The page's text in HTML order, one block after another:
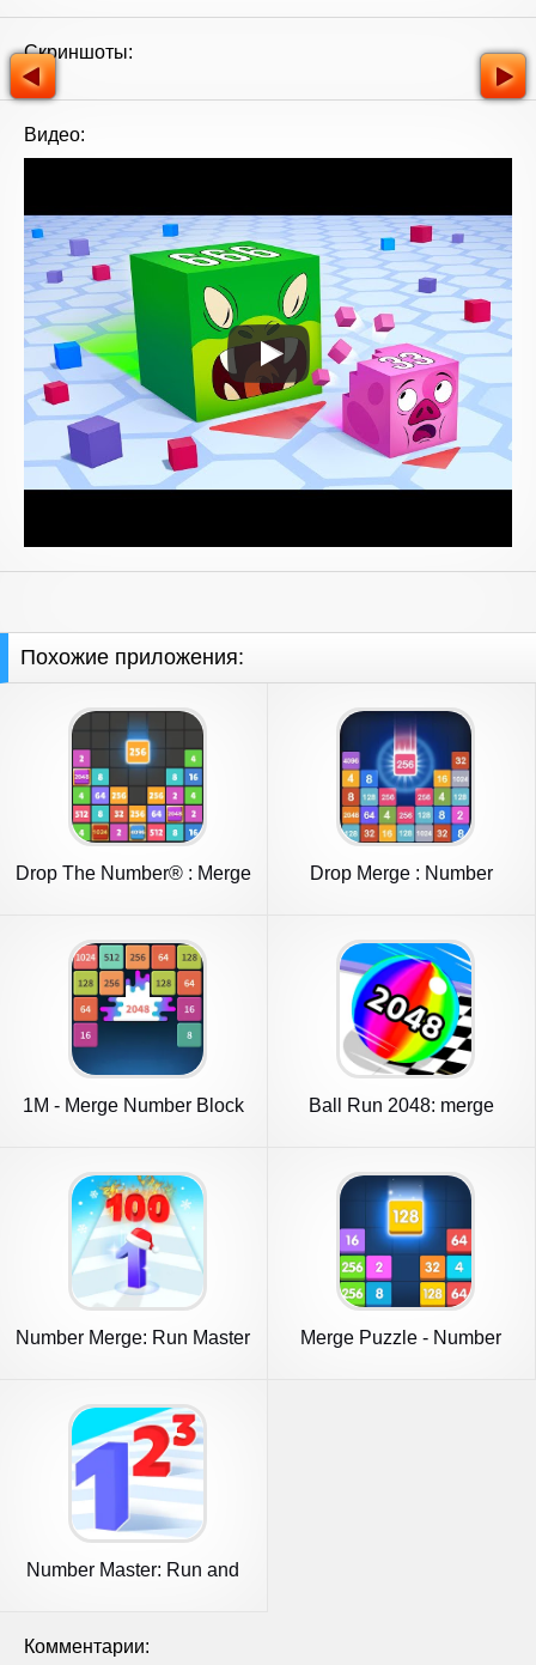
Скриншоты:
Видео:
Похожие приложения:
Drop The Number® : Merge
Drop Merge : Number
1M - Merge Number Block
Ball Run 2048: merge
Number Merge: Run Master
Merge Puzzle - Number
Number Master: Run and
Комментарии: